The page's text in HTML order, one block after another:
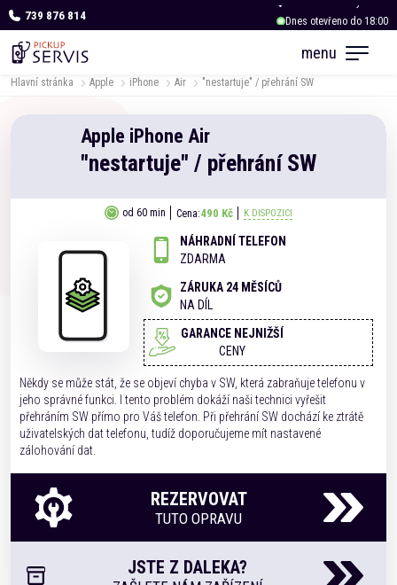
739 876 814
Dnes otevřeno do 18:00
Dnes otevřeno do 18:00
menu
Hlavní stránka Apple iPhone Air "nestartuje" / přehrání SW
Apple iPhone Air
"nestartuje" / přehrání SW
od 60 min Cena:490 Kč K DISPOZICI
NÁHRADNÍ TELEFON
ZDARMA
ZÁRUKA 24 MĚSÍCŮ
NA DÍL
GARANCE NEJNIŽŠÍ
CENY
Někdy se může stát, že se objeví chyba v SW, která zabraňuje telefonu v
jeho správné funkci. I tento problém dokáží naši technici vyřešit
přehráním SW přímo pro Váš telefon. Při přehrání SW dochází ke ztrátě
uživatelských dat telefonu, tudíž doporučujeme mít nastavené
zálohování dat.
REZERVOVAT
TUTO OPRAVU
JSTE Z DALEKA?